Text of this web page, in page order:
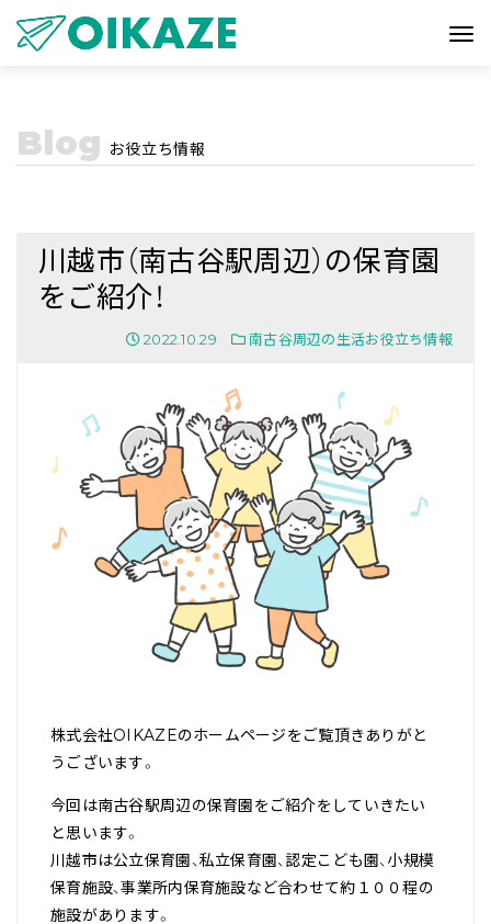
Blog お役立ち情報
川越市（南古谷駅周辺）の保育園
をご紹介！
2022.10.29 南古谷周辺の生活お役立ち情報
株式会社OIKAZEのホームページをご覧頂きありがと
うございます。
今回は南古谷駅周辺の保育園をご紹介をしていきたい
と思います。
川越市は公立保育園、私立保育園、認定こども園、小規模
保育施設、事業所内保育施設など合わせて約１００程の
施設があります。